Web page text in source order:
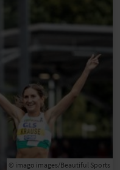
© imago images/Beautiful Sports